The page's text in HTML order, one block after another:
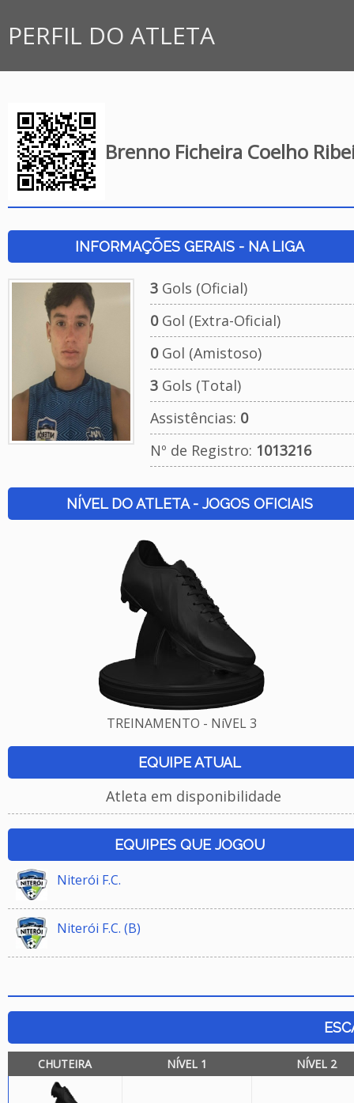
PERFIL DO ATLETA
Brenno Ficheira Coelho
INFORMAÇÕES GERAIS - NA LIGA
3Gols (Oficial)
0Gol (Extra-Oficial)
0Gol (Amistoso)
3Gols (Total)
Assistências: 0
Nº de Registro: 1013216
NÍVEL DO ATLETA - JOGOS OFICIAIS
TREINAMENTO - NíVEL 3
EQUIPE ATUAL
Atleta em disponibilidade
EQUIPES QUE JOGOU
Niterói F.C.
Niterói F.C. (B)
CHUTEIRA NÍVEL 1 NÍVEL 2